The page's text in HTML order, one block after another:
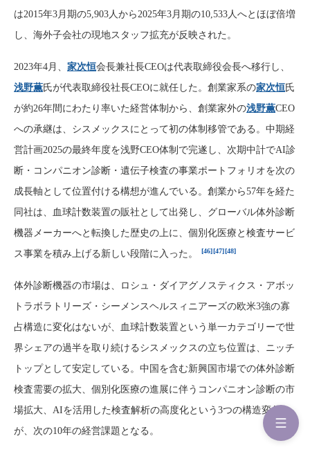
は2015年3月期の5,903人から2025年3月期の10,533人へとほぼ倍増
し、海外子会社の現地スタッフ拡充が反映された。
2023年4月、 家次恒会長兼社長CEOは代表取締役会長へ移行し、
浅野薫氏が代表取締役社長CEOに就任した。創業家系の家次恒氏
が約26年間にわたり率いた経営体制から、創業家外の浅野薫CEO
への承継は、シスメックスにとって初の体制移管である。中期経
営計画2025の最終年度を浅野CEO体制で完遂し、次期中計でAI診
断・コンパニオン診断・遺伝子検査の事業ポートフォリオを次の
成長軸として位置付ける構想が進んでいる。創業から57年を経た
同社は、血球計数装置の販社として出発し、グローバル体外診断
機器メーカーへと転換した歴史の上に、個別化医療と検査サービ
ス事業を積み上げる新しい段階に入った。
[46][47][48]
体外診断機器の市場は、ロシュ・ダイアグノスティクス・アボッ
トラボラトリーズ・シーメンスヘルスィニアーズの欧米3強の寡
占構造に変化はないが、血球計数装置という単一カテゴリーで世
界シェアの過半を取り続けるシスメックスの立ち位置は、ニッチ
トップとして安定している。中国を含む新興国市場での体外診断
検査需要の拡大、個別化医療の進展に伴うコンパニオン診断の市
場拡大、AIを活用した検査解析の高度化という3つの構造変化
が、次の10年の経営課題となる。